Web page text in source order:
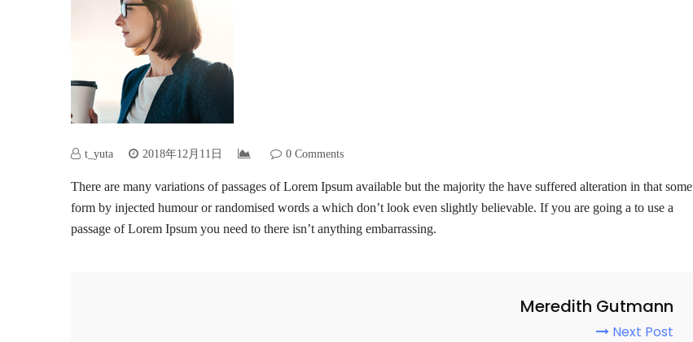
t_yuta 2018年12月11日 0 Comments
There are many variations of passages of Lorem Ipsum available but the majority the have suffered alteration in that some
form by injected humour or randomised words a which don’t look even slightly believable. If you are going a to use a
passage of Lorem Ipsum you need to there isn’t anything embarrassing.
Meredith Gutmann
Next Post